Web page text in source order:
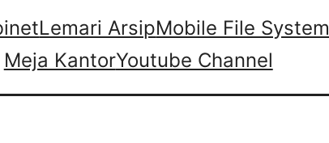
Lemari ArsipMobile File System
Meja KantorYoutube Channel